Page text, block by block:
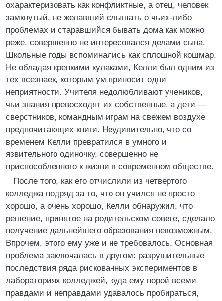
охарактеризовать как конфликтные, а отец, человек
замкнутый, не желавший слышать о чьих-либо
проблемах и старавшийся бывать дома как можно
реже, совершенно не интересовался делами сына.
Школьные годы вспоминались как сплошной кошмар.
Не обладая крепкими кулаками, Келли был одним из
тех всезнаек, которым ум приносит одни
неприятности. Учителя недолюбливают учеников,
чьи знания превосходят их собственные, а дети —
сверстников, командным играм на свежем воздухе
предпочитающих книги. Неудивительно, что со
временем Келли превратился в умного и
язвительного одиночку, совершенно не
приспособленного к жизни в современном обществе.
После того, как его отчислили из четвертого
колледжа подряд за то, что он учился не просто
хорошо, а очень хорошо, Келли обнаружил, что
решение, принятое на родительском совете, сделало
получение дальнейшего образования невозможным.
Впрочем, этого ему уже и не требовалось. Основная
проблема заключалась в другом: разрушительные
последствия ряда рискованных экспериментов в
лабораториях колледжей, куда ему порой всеми
правдами и неправдами удавалось пробираться,